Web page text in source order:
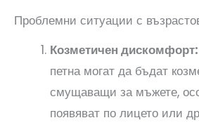
Проблемни ситуации с
Козметичен дискомфорт:
петна могат да бъдат
смущаващи за мъжете,
появяват по лицето или